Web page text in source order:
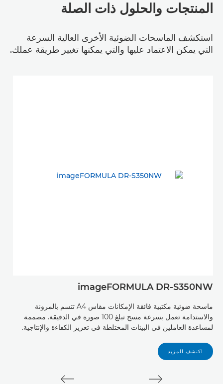
المنتجات والحلول ذات الصلة
استكشف الماسحات الضوئية الأخرى العالية السرعة
التي يمكن الاعتماد عليها والتي يمكنها تغيير طريقة عملك.
imageFORMULA DR-S350NW
ماسحة ضوئية مكتبية فائقة الإمكانات مقاس A4 تتسم بالمرونة
والاستدامة تعمل بسرعة مسح تبلغ 100 صورة في الدقيقة. مصممة
لمساعدة العاملين في البيئات المختلطة في تعزيز الكفاءة والإنتاجية.
اكتشف المزيد